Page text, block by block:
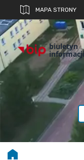
MAPA STRONY
biuletyn
informacji